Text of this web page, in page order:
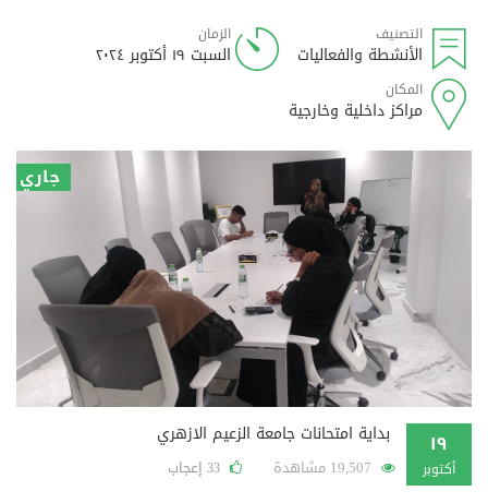
التصنيف
الأنشطة والفعاليات
الزمان
السبت ١٩ أكتوبر ٢٠٢٤
المكان
مراكز داخلية وخارجية
جاري
١٩
أكتوبر
بداية امتحانات جامعة الزعيم الازهري
33 إعجاب